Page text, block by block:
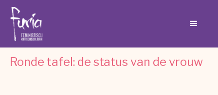
Ronde tafel: de status van de vrouw